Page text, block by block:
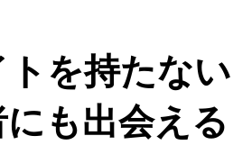
トを持たない
も出会える